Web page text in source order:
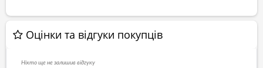
Оцінки та відгуки покупців
Ніхто ще не залишив відгуку